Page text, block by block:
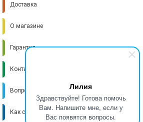
Лилия
Здравствуйте! Готова помочь
Вам. Напишите мне, если у
Вас появятся вопросы.
Доставка
О магазине
Гарантия
Контакты
Вопрос-ответ
Как стать поставщиком